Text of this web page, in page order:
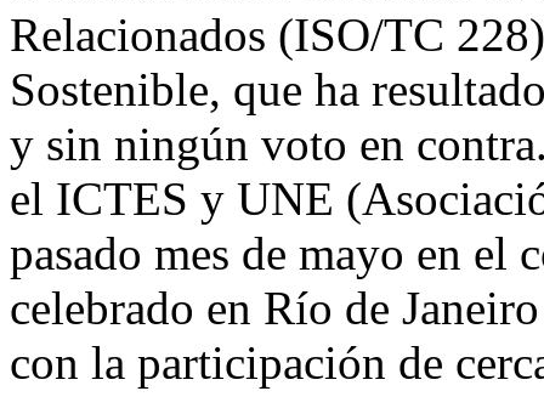
Relacionados (ISO/TC
Sostenible, que ha
y sin ningún voto en
el ICTES y UNE
pasado mes de mayo en el
celebrado en Río de
con la participación de